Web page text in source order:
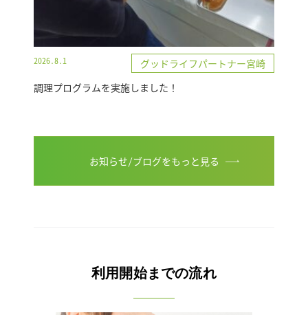
2026.8.1
グッドライフパートナー宮崎
調理プログラムを実施しました！
お知らせ/ブログをもっと見る
利用開始までの流れ